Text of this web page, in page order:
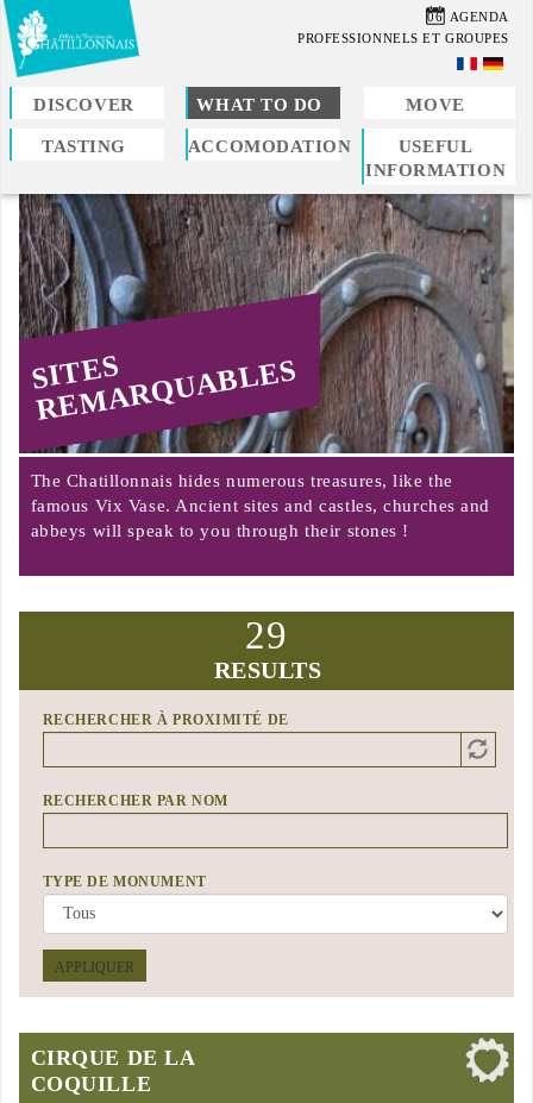
Skip
to
main
content
06 AGENDA
PROFESSIONNELS ET GROUPES
DISCOVER WHAT TO DO MOVE
TASTING ACCOMODATION
USEFUL
INFORMATION
You
are
here
SITES
REMARQUABLES
The Chatillonnais hides numerous treasures, like the
famous Vix Vase. Ancient sites and castles, churches and
abbeys will speak to you through their stones !
29
RESULTS
RECHERCHER À PROXIMITÉ DE
RECHERCHER PAR NOM
TYPE DE MONUMENT
APPLIQUER
CIRQUE DE LA
COQUILLE